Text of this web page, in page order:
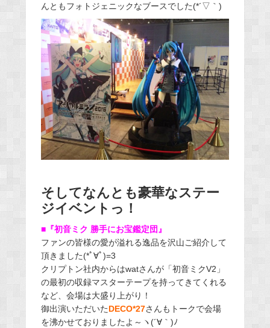
んともフォトジェニックなブースでした(*´▽｀)
そしてなんとも豪華なステー
ジイベントっ！
■『初音ミク 勝手にお宝鑑定団』
ファンの皆様の愛が溢れる逸品を沢山ご紹介して
頂きました(*ﾟ∀ﾟ)=3
クリプトン社内からはwatさんが「初音ミクV2」
の最初の収録マスターテープを持ってきてくれる
など、会場は大盛り上がり！
御出演いただいたDECO*27さんもトークで会場
を沸かせておりましたよ～ヽ(´∀｀)ﾉ